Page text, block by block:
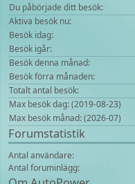
Du påbörjade ditt besök:
Aktiva besök nu:
Besök idag:
Besök igår:
Besök denna månad:
Besök förra månaden:
Totalt antal besök:
Max besök dag: (2019-08-23)
Max besök månad: (2026-07)
Forumstatistik
Antal användare:
Antal foruminlägg: